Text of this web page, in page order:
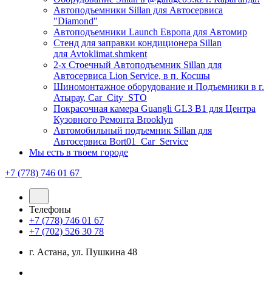
Автоподъемники Sillan для Автосервиса
"Diamond"
Автоподъемники Launch Европа для Автомир
Стенд для заправки кондиционера Sillan
для Avtoklimat.shmkent
2-х Стоечный Автоподъемник Sillan для
Автосервиса Lion Service, в п. Косшы
Шиномонтажное оборудование и Подъемники в г.
Атырау, Car_City_STO
Покрасочная камера Guangli GL3 B1 для Центра
Кузовного Ремонта Brooklyn
Автомобильный подъемник Sillan для
Автосервиса Bort01_Car_Service
Мы есть в твоем городе
+7 (778) 746 01 67
Телефоны
+7 (778) 746 01 67
+7 (702) 526 30 78
г. Астана, ул. Пушкина 48